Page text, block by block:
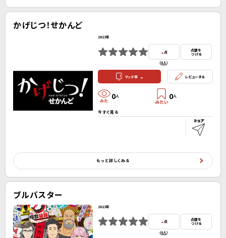
かげじつ！せかんど
2023年
- 点
(0人）
点数を
つける
マッチ率 - レビューする
0人 0人
今すぐ見る
もっと詳しくみる
ブルバスター
2023年
-点
(0人）
点数を
つける